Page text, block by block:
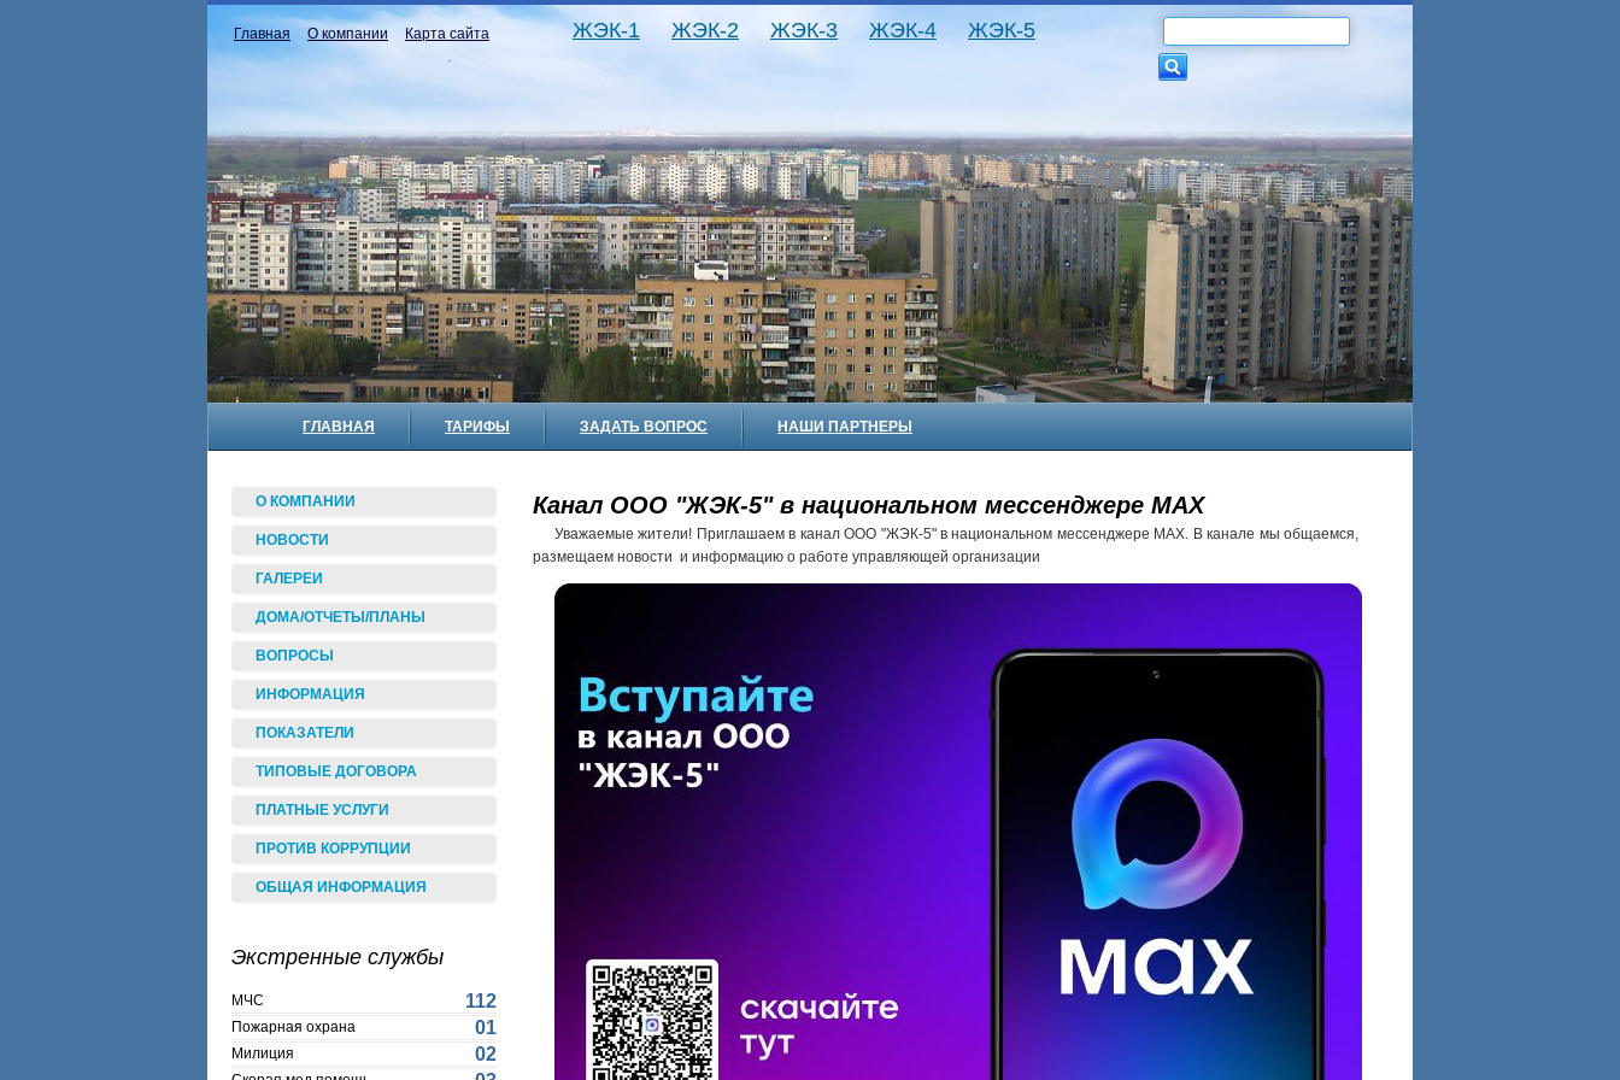
Главная О компании Карта сайта ЖЭК-1 ЖЭК-2 ЖЭК-3 ЖЭК-4 ЖЭК-5
ГЛАВНАЯ ТАРИФЫ ЗАДАТЬ ВОПРОС НАШИ ПАРТНЕРЫ
О КОМПАНИИ
НОВОСТИ
ГАЛЕРЕИ
ДОМА/ОТЧЕТЫ/ПЛАНЫ
ВОПРОСЫ
ИНФОРМАЦИЯ
ПОКАЗАТЕЛИ
ТИПОВЫЕ ДОГОВОРА
ПЛАТНЫЕ УСЛУГИ
ПРОТИВ КОРРУПЦИИ
ОБЩАЯ ИНФОРМАЦИЯ
Экстренные службы
МЧС 112
Пожарная охрана 01
Милиция 02
Канал ООО "ЖЭК-5" в национальном мессенджере МАХ
Уважаемые жители! Приглашаем в канал ООО "ЖЭК-5" в национальном мессенджере МАХ. В канале мы общаемся,
размещаем новости и информацию о работе управляющей организации